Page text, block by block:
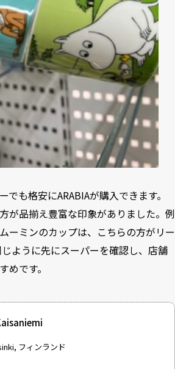
でも格安にARABIAが購入できます。
が品揃え豊富な印象がありました。例
ーミンのカップは、こちらの方がリー
ように先にスーパーを確認し、店舗
めです。
フィンランド